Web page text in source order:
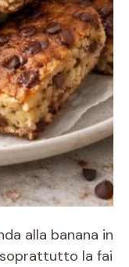
alla banana in
la fai